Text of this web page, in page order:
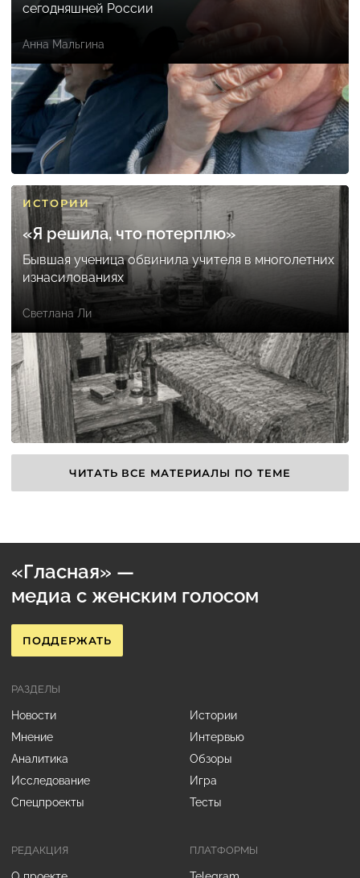
сегодняшней России
Анна Мальгина
ИСТОРИИ
«Я решила, что потерплю»
Бывшая ученица обвинила учителя в многолетних
изнасилованиях
Светлана Ли
ЧИТАТЬ ВСЕ МАТЕРИАЛЫ ПО ТЕМЕ
«Гласная» —
медиа с женским голосом
ПОДДЕРЖАТЬ
РЕДАКЦИЯ
РАЗДЕЛЫ
Новости
Истории
Мнение
Интервью
Аналитика
Обзоры
Исследование
Игра
Спецпроекты
Тесты
ПЛАТФОРМЫ